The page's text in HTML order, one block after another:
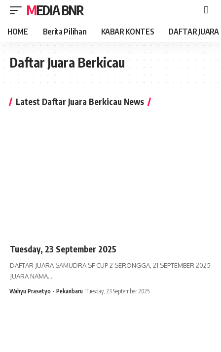
MEDIA BNR
HOME Berita Pilihan KABAR KONTES DAFTAR JUARA
Daftar Juara Berkicau
Latest Daftar Juara Berkicau News
Tuesday, 23 September 2025
DAFTAR JUARA SAMUDRA SF CUP 2 SERONGGA, 21 SEPTEMBER 2025
JUARA NAMA…
Wahyu Prasetyo - Pekanbaru Tuesday, 23 September 2025